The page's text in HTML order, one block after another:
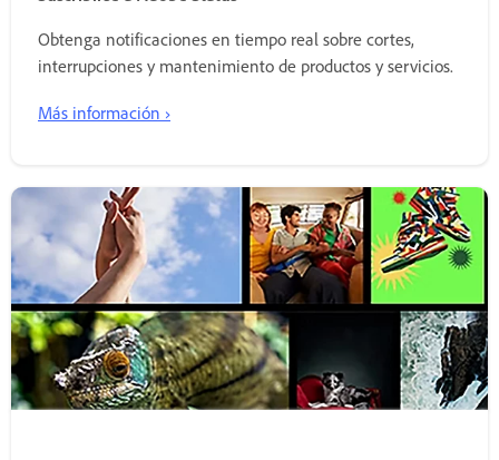
Obtenga notificaciones en tiempo real sobre cortes,
interrupciones y mantenimiento de productos y servicios.
Más información ›